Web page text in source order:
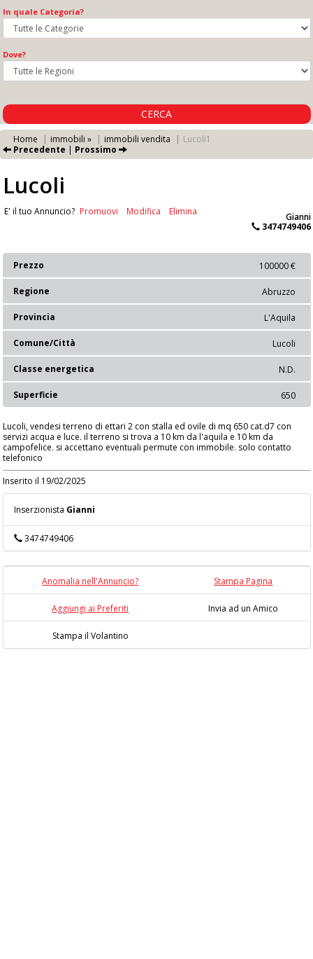
In quale Categoria?
Dove?
CERCA
Home immobili » immobili vendita
Lucoli1
Precedente | Prossimo
Lucoli
Gianni
3474749406
E' il tuo Annuncio? Promuovi Modifica Elimina
100000 €
Prezzo
Abruzzo
Regione
L'Aquila
Provincia
Lucoli
Comune/Città
N.D.
Classe energetica
650
Superficie
Lucoli, vendesi terreno di ettari 2 con stalla ed ovile di mq 650 cat.d7 con
servizi acqua e luce. il terreno si trova a 10 km da l'aquila e 10 km da
campofelice. si accettano eventuali permute con immobile. solo contatto
telefonico
Inserito il 19/02/2025
Inserzionista Gianni
3474749406
Anomalia nell'Annuncio? Stampa Pagina
Aggiungi ai Preferiti Invia ad un Amico
Stampa il Volantino